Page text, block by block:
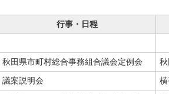
行事・日程
秋田県市町村総合事務組合議会定例会
秋
議案説明会